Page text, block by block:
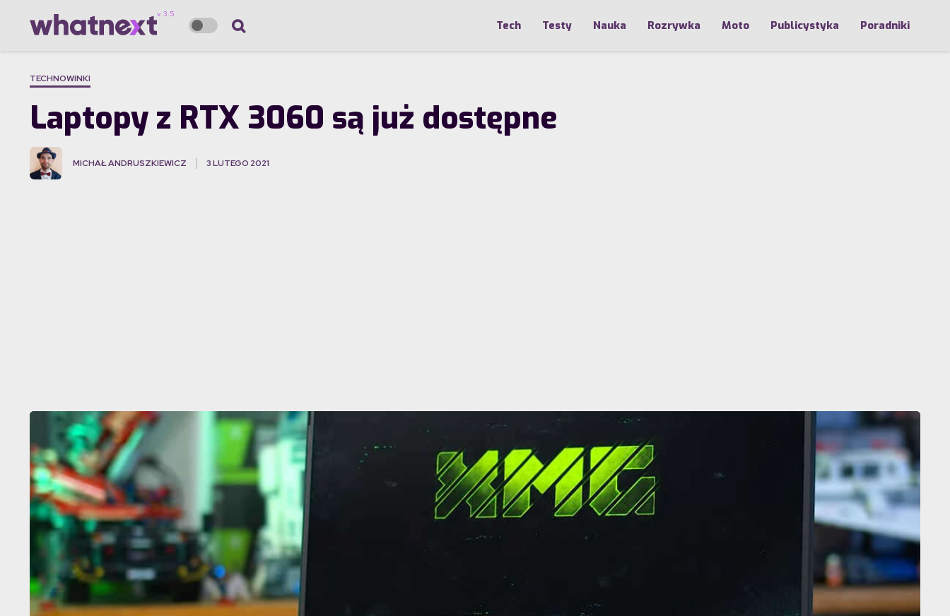
Tech Testy Nauka Rozrywka Moto Publicystyka Poradniki
TECHNOWINKI
Laptopy z RTX 3060 są już dostępne
MICHAŁ ANDRUSZKIEWICZ 3 LUTEGO 2021